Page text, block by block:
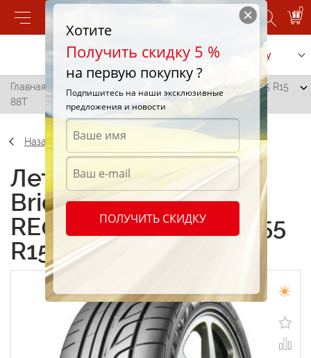
0
Позвонить Заказать услугу
Главная /
Bridgestone Potenza RE001 Adrenalin 205/55 R15
88T
Назад
Летние шины
Bridgestone Potenza
RE001 Adrenalin 205/55
R15 88T
Хотите
Получить скидку 5 %
на первую покупку ?
Подпишитесь на наши эксклюзивные
предложения и новости
ПОЛУЧИТЬ СКИДКУ